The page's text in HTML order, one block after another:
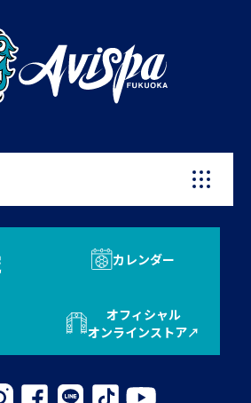
カレンダー
オフィシャル
オンラインストア